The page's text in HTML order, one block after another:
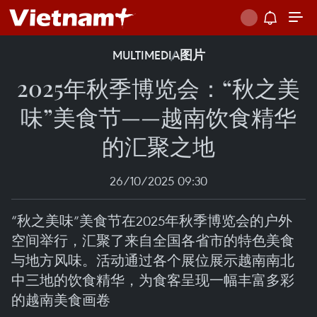
MULTIMEDIA图片
2025年秋季博览会：“秋之美
味”美食节——越南饮食精华
的汇聚之地
26/10/2025 09:30
“秋之美味”美食节在2025年秋季博览会的户外
空间举行，汇聚了来自全国各省市的特色美食
与地方风味。活动通过各个展位展示越南南北
中三地的饮食精华，为食客呈现一幅丰富多彩
的越南美食画卷